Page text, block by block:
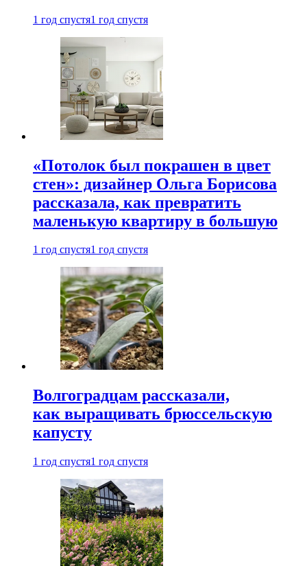
1 год спустя1 год спустя
«Потолок был покрашен в цвет
стен»: дизайнер Ольга Борисова
рассказала, как превратить
маленькую квартиру в большую
1 год спустя1 год спустя
Волгоградцам рассказали,
как выращивать брюссельскую
капусту
1 год спустя1 год спустя